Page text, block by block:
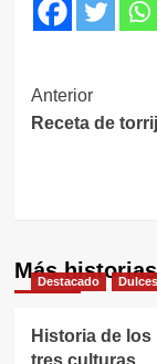
de
Anterior
Receta de
Más historias
Destacado
Historia de
tres culturas